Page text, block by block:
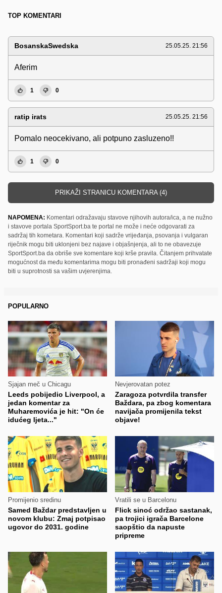
TOP KOMENTARI
BosanskaSwedska 25.05.25. 21:56
Aferim
1 0
ratip irats 25.05.25. 21:56
Pomalo neocekivano, ali potpuno zasluzeno!!
1 0
PRIKAŽI STRANICU KOMENTARA (4)
NAPOMENA: Komentari odražavaju stavove njihovih autora/ica, a ne nužno
i stavove portala SportSport.ba te portal ne može i neće odgovarati za
sadržaj tih kometara. Komentari koji sadrže vrijeđanja, psovanja i vulgaran
riječnik mogu biti uklonjeni bez najave i objašnjenja, ali to ne obavezuje
SportSport.ba da obriše sve komentare koji krše pravila. Čitanjem prihvatate
mogućnost da među komentarima mogu biti pronađeni sadržaji koji mogu
biti u suprotnosti sa vašim uvjerenjima.
POPULARNO
Sjajan meč u Chicagu
Leeds pobijedio Liverpool, a
jedan komentar za
Muharemovića je hit: "On će
idućeg ljeta..."
Nevjerovatan potez
Zaragoza potvrdila transfer
Baždara, pa zbog komentara
navijača promijenila tekst
objave!
Promijenio sredinu
Samed Baždar predstavljen u
novom klubu: Zmaj potpisao
ugovor do 2031. godine
Vratili se u Barcelonu
Flick sinoć održao sastanak,
pa trojici igrača Barcelone
saopštio da napuste
pripreme